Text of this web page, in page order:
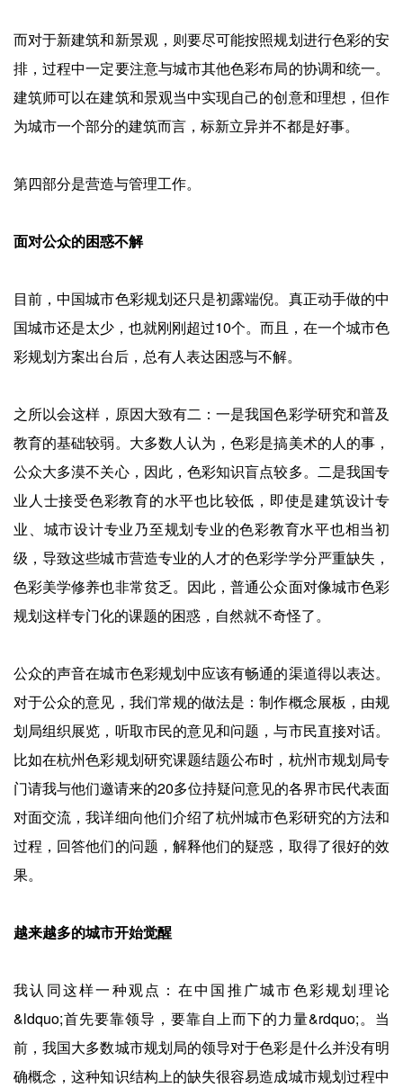
而对于新建筑和新景观，则要尽可能按照规划进行色彩的安
排，过程中一定要注意与城市其他色彩布局的协调和统一。
建筑师可以在建筑和景观当中实现自己的创意和理想，但作
为城市一个部分的建筑而言，标新立异并不都是好事。
第四部分是营造与管理工作。
面对公众的困惑不解
目前，中国城市色彩规划还只是初露端倪。真正动手做的中
国城市还是太少，也就刚刚超过10个。而且，在一个城市色
彩规划方案出台后，总有人表达困惑与不解。
之所以会这样，原因大致有二：一是我国色彩学研究和普及
教育的基础较弱。大多数人认为，色彩是搞美术的人的事，
公众大多漠不关心，因此，色彩知识盲点较多。二是我国专
业人士接受色彩教育的水平也比较低，即使是建筑设计专
业、城市设计专业乃至规划专业的色彩教育水平也相当初
级，导致这些城市营造专业的人才的色彩学学分严重缺失，
色彩美学修养也非常贫乏。因此，普通公众面对像城市色彩
规划这样专门化的课题的困惑，自然就不奇怪了。
公众的声音在城市色彩规划中应该有畅通的渠道得以表达。
对于公众的意见，我们常规的做法是：制作概念展板，由规
划局组织展览，听取市民的意见和问题，与市民直接对话。
比如在杭州色彩规划研究课题结题公布时，杭州市规划局专
门请我与他们邀请来的20多位持疑问意见的各界市民代表面
对面交流，我详细向他们介绍了杭州城市色彩研究的方法和
过程，回答他们的问题，解释他们的疑惑，取得了很好的效
果。
越来越多的城市开始觉醒
我认同这样一种观点：在中国推广城市色彩规划理论
&ldquo;首先要靠领导，要靠自上而下的力量&rdquo;。当
前，我国大多数城市规划局的领导对于色彩是什么并没有明
确概念，这种知识结构上的缺失很容易造成城市规划过程中